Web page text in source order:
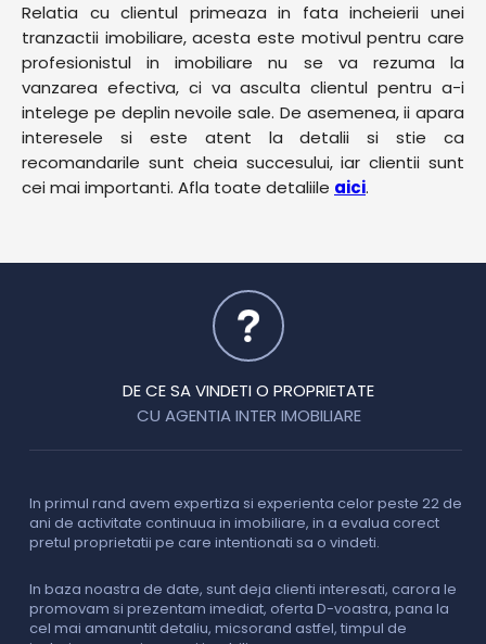
Relatia cu clientul primeaza in fata incheierii unei
tranzactii imobiliare, acesta este motivul pentru care
profesionistul in imobiliare nu se va rezuma la
vanzarea efectiva, ci va asculta clientul pentru a-i
intelege pe deplin nevoile sale. De asemenea, ii apara
interesele si este atent la detalii si stie ca
recomandarile sunt cheia succesului, iar clientii sunt
cei mai importanti. Afla toate detaliile aici.
DE CE SA VINDETI O PROPRIETATE
CU AGENTIA INTER IMOBILIARE
In primul rand avem expertiza si experienta celor peste 22 de
ani de activitate continuua in imobiliare, in a evalua corect
pretul proprietatii pe care intentionati sa o vindeti.
In baza noastra de date, sunt deja clienti interesati, carora le
promovam si prezentam imediat, oferta D-voastra, pana la
cel mai amanuntit detaliu, micsorand astfel, timpul de